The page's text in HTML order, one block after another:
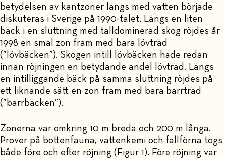
betydelsen av kantzoner längs med vatten började
diskuteras i Sverige på 1990-talet. Längs en liten
bäck i en sluttning med talldominerad skog röjdes år
1998 en smal zon fram med bara lövträd
(”lövbäcken”). Skogen intill lövbäcken hade redan
innan röjningen en betydande andel lövträd. Längs
en intilliggande bäck på samma sluttning röjdes på
ett liknande sätt en zon fram med bara barrträd
(”barrbäcken”).
Zonerna var omkring 10 m breda och 200 m långa.
Prover på bottenfauna, vattenkemi och fallförna togs
både före och efter röjning (Figur 1). Före röjning var